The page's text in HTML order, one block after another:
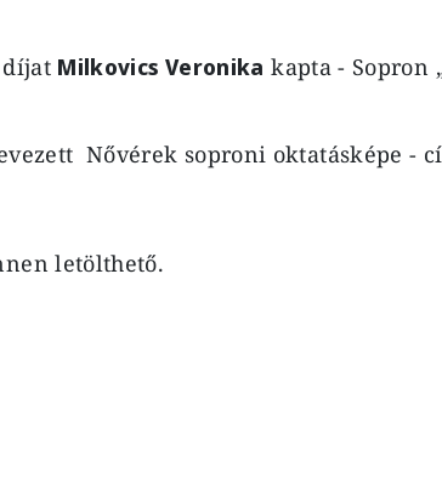
díjat Milkovics Veronika kapta - Sopron
Nővérek soproni oktatásképe -
letölthető.